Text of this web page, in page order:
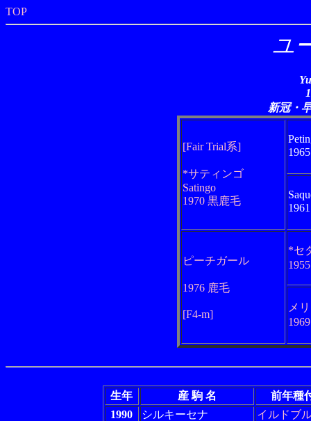
TOP
ユ
新冠・
[Fair Trial系]
*サティンゴ
Satingo
1970 黒鹿毛
ピーチガール
1976 鹿毛
[F4-m]
*セ
メ
生年 産 駒 名
前年種
1990
シルキーセナ
イルドブ